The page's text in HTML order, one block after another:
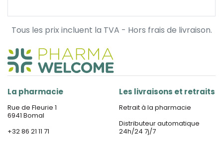
Tous les prix incluent la TVA - Hors frais de livraison.
La pharmacie
Rue de Fleurie 1
6941 Bomal
+32 86 21 11 71
Les livraisons et retraits
Retrait à la pharmacie
Distributeur automatique
24h/24 7j/7